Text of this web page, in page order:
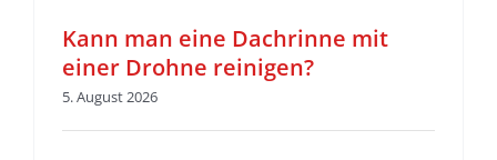
Kann man eine Dachrinne mit
einer Drohne reinigen?
5. August 2026